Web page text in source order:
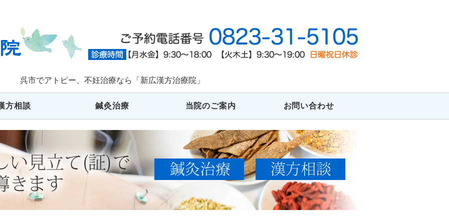
広島県呉市でアトピー、不妊治療なら「新広漢方治療
呉市でアトピー、不妊治療なら「新広漢方治療院」
方相談 鍼灸治療 当院のご案内 お問い合わせ